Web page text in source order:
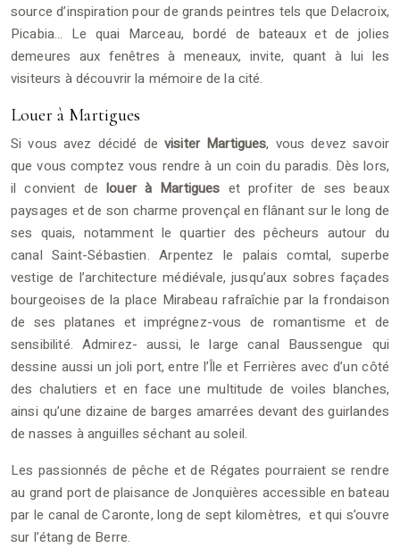
source d’inspiration pour de grands peintres tels que Delacroix,
Picabia… Le quai Marceau, bordé de bateaux et de jolies
demeures aux fenêtres à meneaux, invite, quant à lui les
visiteurs à découvrir la mémoire de la cité.
Louer à Martigues
Si vous avez décidé de visiter Martigues, vous devez savoir
que vous comptez vous rendre à un coin du paradis. Dès lors,
il convient delouer à Martigues et profiter de ses beaux
paysages et de son charme provençal en flânant sur le long de
ses quais, notamment le quartier des pêcheurs autour du
canal Saint-Sébastien. Arpentez le palais comtal, superbe
vestige de l’architecture médiévale, jusqu’aux sobres façades
bourgeoises de la place Mirabeau rafraîchie par la frondaison
de ses platanes et imprégnez-vous de romantisme et de
sensibilité. Admirez- aussi, le large canal Baussengue qui
dessine aussi un joli port, entre l’Île et Ferrières avec d’un côté
des chalutiers et en face une multitude de voiles blanches,
ainsi qu’une dizaine de barges amarrées devant des guirlandes
de nasses à anguilles séchant au soleil.
Les passionnés de pêche et de Régates pourraient se rendre
au grand port de plaisance de Jonquières accessible en bateau
par le canal de Caronte, long de sept kilomètres, et qui s’ouvre
sur l’étang de Berre.